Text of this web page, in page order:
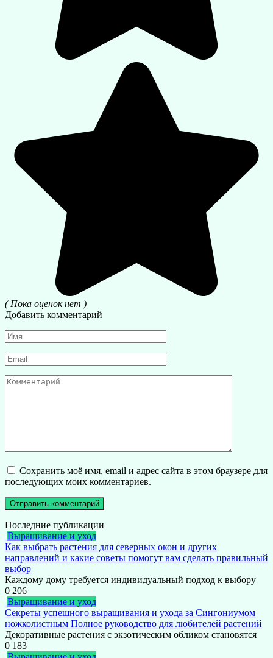
( Пока оценок нет )
Добавить комментарий
Имя
*
Email
*
Комментарий
Сохранить моё имя, email и адрес сайта в этом браузере для
последующих моих комментариев.
Последние публикации
Выращивание и уход
Как выбрать растения для северных окон и других
направлений и какие советы помогут вам сделать правильный
выбор
Каждому дому требуется индивидуальный подход к выбору
0 206
Выращивание и уход
Секреты успешного выращивания и ухода за Сингониумом
ножколистным Полное руководство для любителей растений
Декоративные растения с экзотическим обликом становятся
0 183